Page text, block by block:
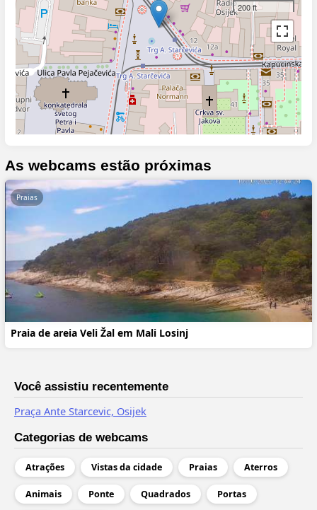
200 ft
As webcams estão próximas
Praia de areia Veli Žal em Mali Losinj
Praias
Você assistiu recentemente
Praça Ante Starcevic, Osijek
Categorias de webcams
Atrações Vistas da cidade Praias Aterros
Animais Ponte Quadrados Portas